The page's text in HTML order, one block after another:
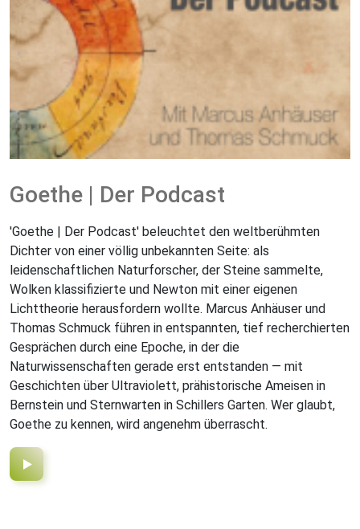
Goethe | Der Podcast
'Goethe | Der Podcast' beleuchtet den weltberühmten
Dichter von einer völlig unbekannten Seite: als
leidenschaftlichen Naturforscher, der Steine sammelte,
Wolken klassifizierte und Newton mit einer eigenen
Lichttheorie herausfordern wollte. Marcus Anhäuser und
Thomas Schmuck führen in entspannten, tief recherchierten
Gesprächen durch eine Epoche, in der die
Naturwissenschaften gerade erst entstanden — mit
Geschichten über Ultraviolett, prähistorische Ameisen in
Bernstein und Sternwarten in Schillers Garten. Wer glaubt,
Goethe zu kennen, wird angenehm überrascht.